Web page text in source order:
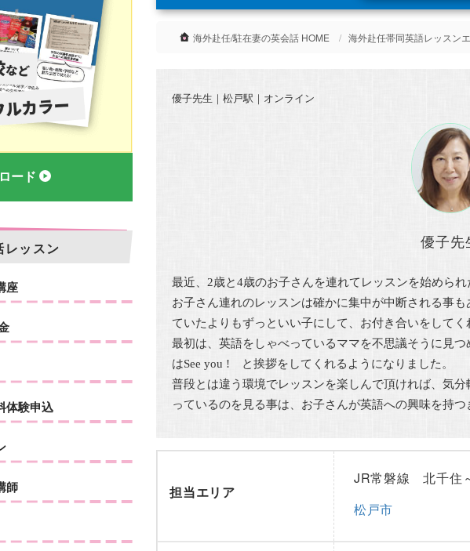
海外赴任/駐在妻の英会話 HOME 海外赴任帯同英語レッスン
優子先生｜松戸駅｜オンライン
優子先
最近、2歳と4歳のお子さんを連れてレッスンを始められ
お子さん連れのレッスンは確かに集中が中断される事
ていたよりもずっといい子にして、お付き合いをしてく
最初は、英語をしゃべっているママを不思議そうに見
はSee you ! と挨拶をしてくれるようになりました。
普段とは違う環境でレッスンを楽しんで頂ければ、気
っているのを見る事は、お子さんが英語への興味を持つ
担当エリア
JR常磐線 北千住
松戸市
ード
レッスン
座
体験申込
師